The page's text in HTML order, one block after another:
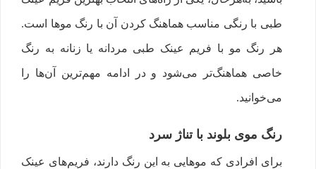
طبی با رنگی مناسب هماهنگ کردن آن با رنگ موها است.
هر رنگ مو با فریم عینک طبی مردانه یا زنانه به رنگ
خاصی هماهنگ‌تر می‌شود و در ادامه مهم‌ترین آن‌ها را
می‌خوانید.
رنگ موی بلوند با تناژ سرد
برای افرادی که موهایی به این رنگ دارند، فریم‌های عینک